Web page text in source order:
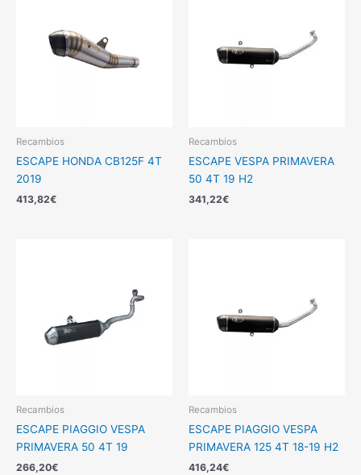
Recambios
ESCAPE HONDA CB125F 4T
2019
413,82€
Recambios
ESCAPE VESPA PRIMAVERA
50 4T 19 H2
341,22€
Recambios
ESCAPE PIAGGIO VESPA
PRIMAVERA 50 4T 19
266,20€
Recambios
ESCAPE PIAGGIO VESPA
PRIMAVERA 125 4T 18-19 H2
416,24€